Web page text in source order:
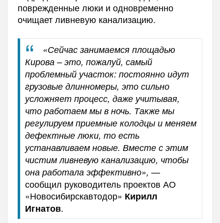
поврежденные люки и одновременно
очищает ливневую канализацию.
«Сейчас занимаемся площадью
Кирова – это, пожалуй, самый
проблемный участок: постоянно идут
грузовые длинномеры, это сильно
усложняет процесс, даже учитывая,
что работаем мы в ночь. Также мы
регулируем приемные колодцы и меняем
дефектные люки, то есть
устанавливаем новые. Вместе с этим
чистим ливневую канализацию, чтобы
она работала эффективно», —
сообщил руководитель проектов АО
«Новосибирскавтодор» Кирилл
Игнатов.